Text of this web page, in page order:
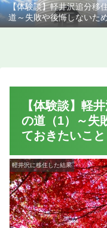
【体験談】軽井沢追分移
道～失敗や後悔しないた
っておきたいこと
【体験談】軽
の道（1）～失
ておきたいこと
軽井沢に移住した結果